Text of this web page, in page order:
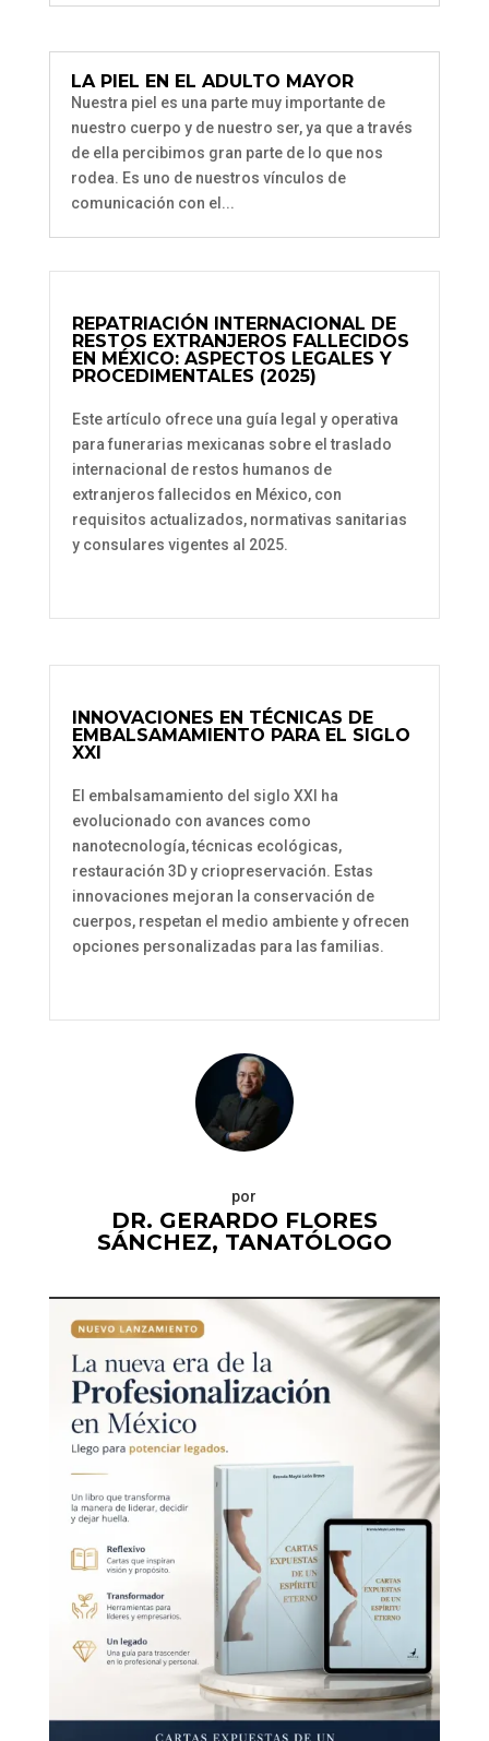
LA PIEL EN EL ADULTO MAYOR
Nuestra piel es una parte muy importante de
nuestro cuerpo y de nuestro ser, ya que a través
de ella percibimos gran parte de lo que nos
rodea. Es uno de nuestros vínculos de
comunicación con el...
REPATRIACIÓN INTERNACIONAL DE
RESTOS EXTRANJEROS FALLECIDOS
EN MÉXICO: ASPECTOS LEGALES Y
PROCEDIMENTALES (2025)
Este artículo ofrece una guía legal y operativa
para funerarias mexicanas sobre el traslado
internacional de restos humanos de
extranjeros fallecidos en México, con
requisitos actualizados, normativas sanitarias
y consulares vigentes al 2025.
INNOVACIONES EN TÉCNICAS DE
EMBALSAMAMIENTO PARA EL SIGLO
XXI
El embalsamamiento del siglo XXI ha
evolucionado con avances como
nanotecnología, técnicas ecológicas,
restauración 3D y criopreservación. Estas
innovaciones mejoran la conservación de
cuerpos, respetan el medio ambiente y ofrecen
opciones personalizadas para las familias.
por
DR. GERARDO FLORES
SÁNCHEZ, TANATÓLOGO